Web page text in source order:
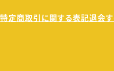
特定商取引に関する表記退会